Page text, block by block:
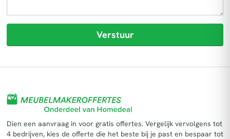
Verstuur
Dien een aanvraag in voor gratis offertes. Vergelijk vervolgens tot
4 bedrijven, kies de offerte die het beste bij je past en bespaar tot